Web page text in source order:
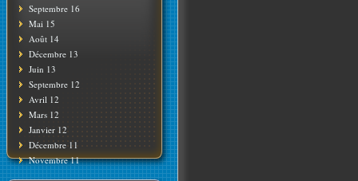
Septembre 16
Mai 15
Août 14
Décembre 13
Juin 13
Septembre 12
Avril 12
Mars 12
Janvier 12
Décembre 11
Novembre 11